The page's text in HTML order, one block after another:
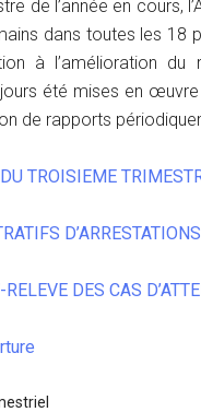
de l’année en cours,
dans toutes les 18
à l’amélioration
été mises en
de rapports
TROISIEME
DES CAS